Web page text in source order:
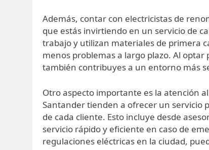
Además, contar con electricistas de
que estás invirtiendo en un servicio de
trabajo y utilizan materiales de primera
menos problemas a largo plazo. Al
también contribuyes a un entorno más
Otro aspecto importante es la atención
Santander tienden a ofrecer un servicio
de cada cliente. Esto incluye desde
servicio rápido y eficiente en caso de
regulaciones eléctricas en la ciudad,